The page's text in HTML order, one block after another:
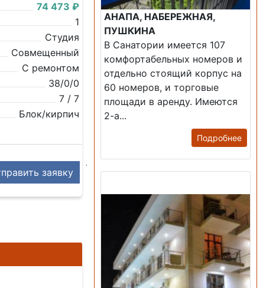
74 473 ₽
1
Студия
Совмещенный
С ремонтом
38/0/0
7 / 7
Блок/кирпич
заявку
АНАПА, НАБЕРЕЖНАЯ,
ПУШКИНА
В Санатории имеется 107
комфортабельных номеров и
отдельно стоящий корпус на
60 номеров, и торговые
площади в аренду. Имеются
2-а...
Подробнее